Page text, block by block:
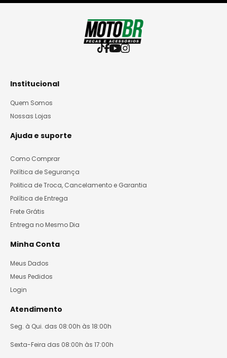
Institucional
Quem Somos
Nossas Lojas
Ajuda e suporte
Como Comprar
Política de Segurança
Politica de Troca, Cancelamento e Garantia
Política de Entrega
Frete Grátis
Entrega no Mesmo Dia
Minha Conta
Meus Dados
Meus Pedidos
Login
Atendimento
Seg. à Qui. das 08:00h às 18:00h
Sexta-Feira das 08:00h às 17:00h